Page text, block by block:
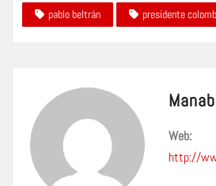
pablo beltrán
presidente
Web:
http://